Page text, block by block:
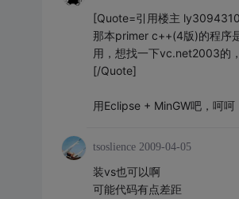
[Quote=引用楼主
那本primer c++(4版)的程序
用，想找一下vc.net2003的
[/Quote]
用Eclipse + MinGW吧，呵呵
tsoslience 2009-04-05
装vs也可以啊
可能代码有点差距